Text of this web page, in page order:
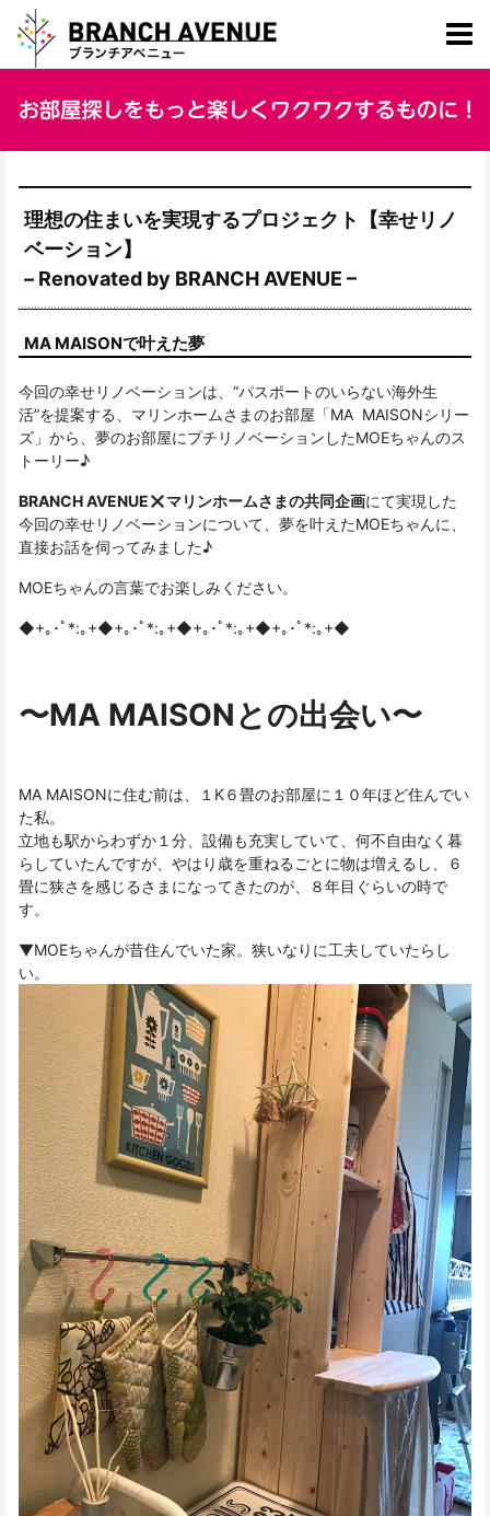
理想の住まいを実現するプロジェクト【幸せリノ
ベーション】
– Renovated by BRANCH AVENUE –
MA MAISONで叶えた夢
今回の幸せリノベーションは、“パスポートのいらない海外生
活”を提案する、マリンホームさまのお部屋「MA MAISONシリー
ズ」から、夢のお部屋にプチリノベーションしたMOEちゃんのス
トーリー♪
BRANCH AVENUE マリンホームさまの共同企画にて実現した
今回の幸せリノベーションについて、夢を叶えたMOEちゃんに、
直接お話を伺ってみました♪
MOEちゃんの言葉でお楽しみください。
◆+｡･ﾟ*:｡+◆+｡･ﾟ*:｡+◆+｡･ﾟ*:｡+◆+｡･ﾟ*:｡+◆
〜MA MAISONとの出会い〜
MA MAISONに住む前は、１K６畳のお部屋に１０年ほど住んでい
た私。
立地も駅からわずか１分、設備も充実していて、何不自由なく暮
らしていたんですが、やはり歳を重ねるごとに物は増えるし、６
畳に狭さを感じるさまになってきたのが、８年目ぐらいの時で
す。
▼MOEちゃんが昔住んでいた家。狭いなりに工夫していたらし
い。